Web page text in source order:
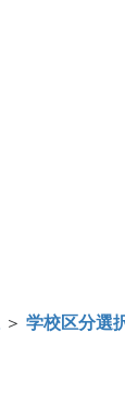
＞ 学校区分選